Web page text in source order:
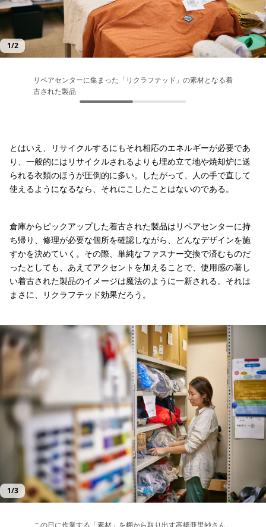
1/2
リペアセンターに集まった「リクラフテッド」の素材となる着
古された製品
倉庫から持ち帰った「素材」は、いくつかのカテゴリーに分け
られて棚に収まり、作業を待つ
とはいえ、リサイクルするにもそれ相応のエネルギーが必要であ
り、一般的にはリサイクルされるよりも埋め立て地や焼却炉に送
られる衣類のほうが圧倒的に多い。したがって、人の手で直して
使えるようになるなら、それにこしたことはないのである。
倉庫からピックアップした着古された製品はリペアセンターに持
ち帰り、修理が必要な個所を確認しながら、どんなデザインを施
すかを決めていく。その際、単純なファスナー交換で済むものだ
ったとしても、あえてアクセントを加えることで、使用感の著し
い着古された製品のイメージは魔法のように一新される。それは
まさに、リクラフテッド効果だろう。
この日に作業する「素材」を棚から取り出す高橋亜里紗さん。リクラフテッド担
リペアセンター内でリペアを待つ修理品の棚に混じって、「リクラフテッド依頼待
着古した製品を手に取って、「どう直し、どう仕上げるか」をイメージする時間
1/3
この日に作業する「素材」を棚から取り出す高橋亜里紗さん。
リペアセンター内でリペアを待つ修理品の棚に混じって、「リ
着古した製品を手に取って、「どう直し、どう仕上げるか」を